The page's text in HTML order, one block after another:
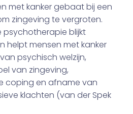
met kanker gebaat bij een
zingeving te vergroten.
psychotherapie blijkt
helpt mensen met kanker
psychisch welzijn,
van zingeving,
coping en afname van
klachten (van der Spek